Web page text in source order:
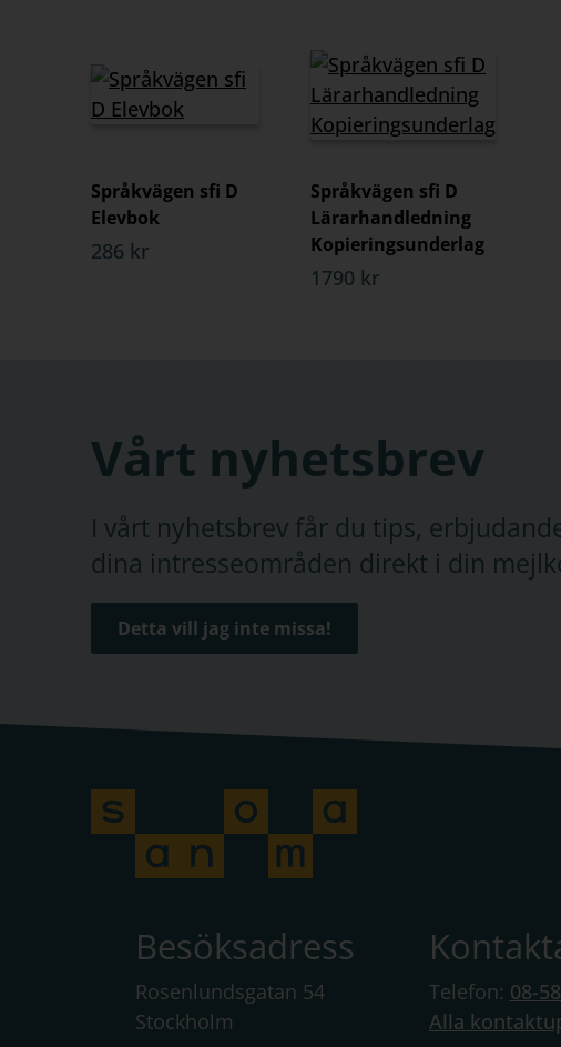
Språkvägen sfi D
Elevbok
286 kr
Språkvägen sfi D
Lärarhandledning
Kopieringsunderlag
1790 kr
Vårt nyhetsbrev
I vårt nyhetsbrev får du tips,
dina intresseområden direkt i din
Detta vill jag inte missa!
Besöksadress
Rosenlundsgatan 54
Stockholm
Telefon: 08-
Alla